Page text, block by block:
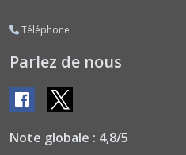
Citrouilles
Divers
Spaghettis
Téléphone
Parlez de nous
Note globale : 4,8/5